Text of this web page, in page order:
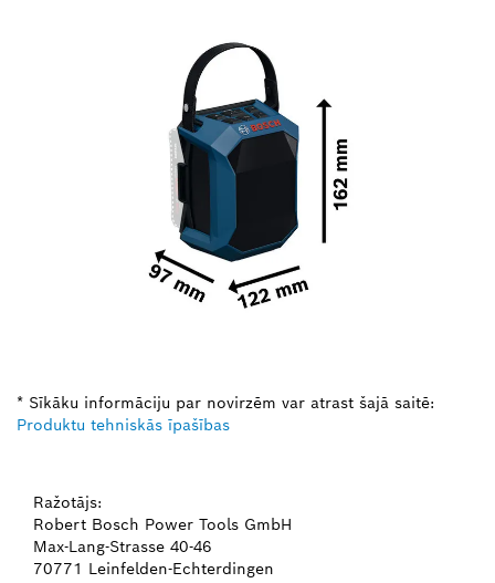
* Sīkāku informāciju par novirzēm var atrast šajā saitē:
Produktu tehniskās īpašības
Ražotājs:
Robert Bosch Power Tools GmbH
Max-Lang-Strasse 40-46
70771 Leinfelden-Echterdingen